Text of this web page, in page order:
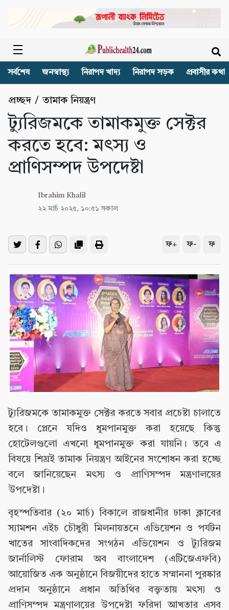
সর্বশেষ জনস্বাস্থ্য নিরাপদ খাদ্য নিরাপদ সড়ক প্রবাসীর কথা
প্রচ্ছদ /তামাক নিয়ন্ত্রণ
ট্যুরিজমকে তামাকমুক্ত সেক্টর
করতে হবে: মৎস্য ও
প্রাণিসম্পদ উপদেষ্টা
Ibrahim Khalil
২২ মার্চ ২০২৫, ১০:৫১ সকাল
ফ+ ফ- ফ
ট্যুরিজমকে তামাকমুক্ত সেক্টর করতে সবার প্রচেষ্টা চালাতে
হবে। প্লেনে যদিও ধূমপানমুক্ত করা হয়েছে কিন্তু
হোটেলগুলো এখনো ধূমপানমুক্ত করা যায়নি। তবে এ
বিষয়ে শিঘ্রই তামাক নিয়ন্ত্রণ আইনের সংশোধন করা হচ্ছে
বলে জানিয়েছেন মৎস্য ও প্রাণিসম্পদ মন্ত্রণালয়ের
উপদেষ্টা।
বৃহস্পতিবার (২০ মার্চ) বিকালে রাজধানীর ঢাকা ক্লাবের
স্যামশন এইচ চৌধুরী মিলনায়তনে এভিয়েশন ও পর্যটন
খাতের সাংবাদিকদের সংগঠন এভিয়েশন ও ট্যুরিজম
জার্নালিস্ট ফোরাম অব বাংলাদেশ (এটিজেএফবি)
আয়োজিত এক অনুষ্ঠানে বিজয়ীদের হাতে সম্মাননা পুরষ্কার
প্রদান অনুষ্ঠানে প্রধান অতিথির বক্তৃতায় মৎস্য ও
প্রাণিসম্পদ মন্ত্রণালয়ের উপদেষ্টা ফরিদা আখতার এসব